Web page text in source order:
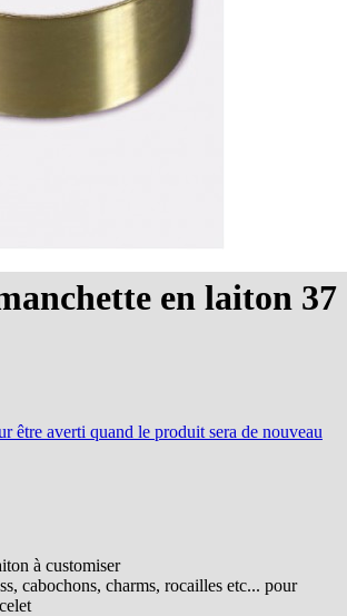
en laiton 37
être averti quand le produit sera de nouveau
à customiser
cabochons, charms, rocailles etc... pour